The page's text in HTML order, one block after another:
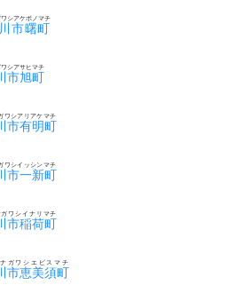
市曙町
シアケボノマチ
市旭町
シアサヒマチ
市有明町
ワシアリアケマチ
市一新町
ワシイッシンマチ
市稲荷町
ワシイナリマチ
市恵美須町
ガワシエビスマチ